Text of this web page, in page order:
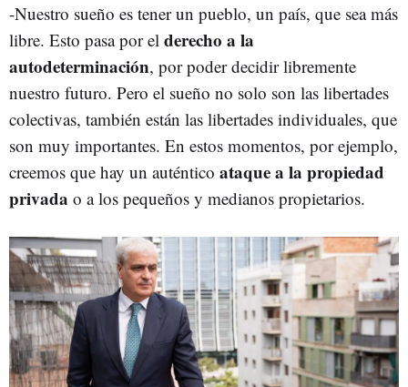
-Nuestro sueño es tener un pueblo, un país, que sea más
libre. Esto pasa por el derecho a la
autodeterminación, por poder decidir libremente
nuestro futuro. Pero el sueño no solo son las libertades
colectivas, también están las libertades individuales, que
son muy importantes. En estos momentos, por ejemplo,
creemos que hay un auténtico ataque a la propiedad
privada o a los pequeños y medianos propietarios.